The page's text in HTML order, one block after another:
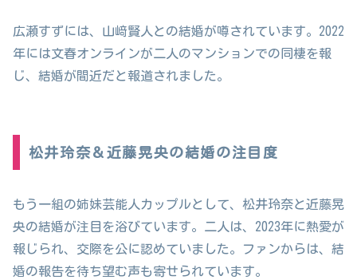
広瀬すずには、山﨑賢人との結婚が噂されています。2022
年には文春オンラインが二人のマンションでの同棲を報
じ、結婚が間近だと報道されました。
松井玲奈＆近藤晃央の結婚の注目度
もう一組の姉妹芸能人カップルとして、松井玲奈と近藤晃
央の結婚が注目を浴びています。二人は、2023年に熱愛が
報じられ、交際を公に認めていました。ファンからは、結
婚の報告を待ち望む声も寄せられています。